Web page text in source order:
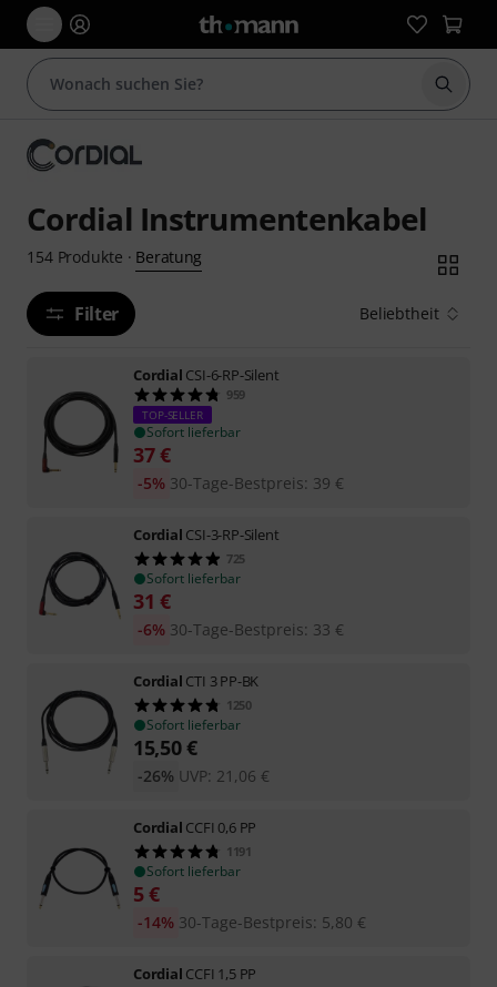
Suche
Cordial Instrumentenkabel
154 Produkte · Beratung
Filter Beliebtheit
Cordial CSI-6-RP-Silent
959
TOP-SELLER
Sofort lieferbar
37€
30-Tage-Bestpreis: 39 €
-5%
Cordial CSI-3-RP-Silent
725
Sofort lieferbar
31 €
30-Tage-Bestpreis: 33 €
-6%
Cordial CTI 3 PP-BK
1250
Sofort lieferbar
15,50€
UVP: 21,06 €
-26%
Cordial CCFI 0,6 PP
1191
Sofort lieferbar
5€
30-Tage-Bestpreis: 5,80 €
-14%
Cordial CCFI 1,5 PP